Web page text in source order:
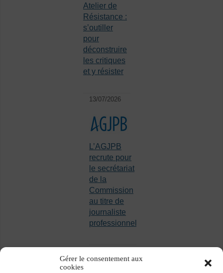
Gérer le consentement aux
cookies
Atelier de
Résistance :
s’outiller
pour
déconstruire
les critiques
et y résister
13/07/2026
L’AGJPB
recrute pour
le secrétariat
de la
Commission
au titre de
journaliste
professionnel